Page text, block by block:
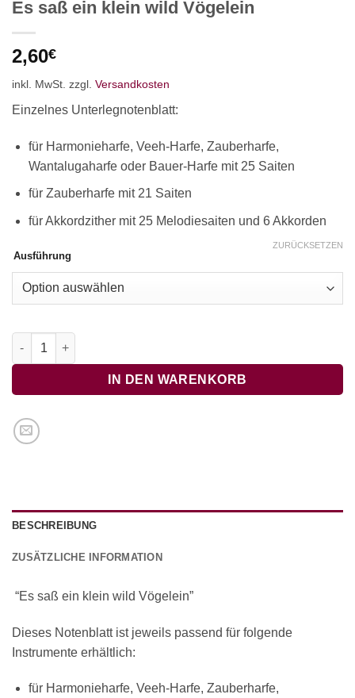
Es saß ein klein wild Vögelein
2,60€
inkl. MwSt. zzgl. Versandkosten
Einzelnes Unterlegnotenblatt:
für Harmonieharfe, Veeh-Harfe, Zauberharfe,
Wantalugaharfe oder Bauer-Harfe mit 25 Saiten
für Zauberharfe mit 21 Saiten
für Akkordzither mit 25 Melodiesaiten und 6 Akkorden
Ausführung
ZURÜCKSETZEN
Es saß ein klein wild Vögelein Menge
IN DEN WARENKORB
BESCHREIBUNG
ZUSÄTZLICHE INFORMATION
“Es saß ein klein wild Vögelein”
Dieses Notenblatt ist jeweils passend für folgende
Instrumente erhältlich:
für Harmonieharfe, Veeh-Harfe, Zauberharfe,